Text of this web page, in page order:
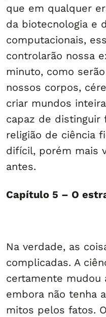
que em qualquer
da biotecnologia e
computacionais,
controlarão nossa
minuto, como
nossos corpos,
criar mundos
capaz de distinguir
religião de ciência
difícil, porém mais
antes.
Capítulo 5 – O
Na verdade, as
complicadas. A
certamente mudou
embora não tenha
mitos pelos fatos.